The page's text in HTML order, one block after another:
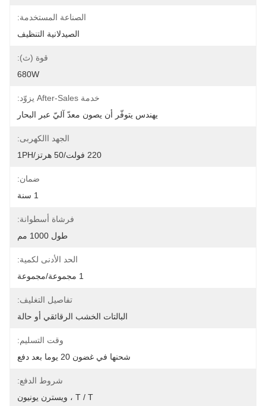
الصناعة المستخدمة:
الصيدلانية التنظيف
قوة (ث):
680W
خدمة After-Sales يزوّد:
يهندس يتوفّر أن يصون معدّ آليّ عبر البحار
الجهد االكهربى:
220 فولت/50 هرتز/1PH
ضمان:
1 سنة
فرشاة أسطوانة:
طول 1000 مم
الحد الأدنى لكمية:
1 مجموعة/مجموعة
تفاصيل التغليف:
البالتات الخشب الرقائقي أو حالة
وقت التسليم:
شحنها في غضون 20 يوما بعد دفع
شروط الدفع:
T / T ، ويسترن يونيون